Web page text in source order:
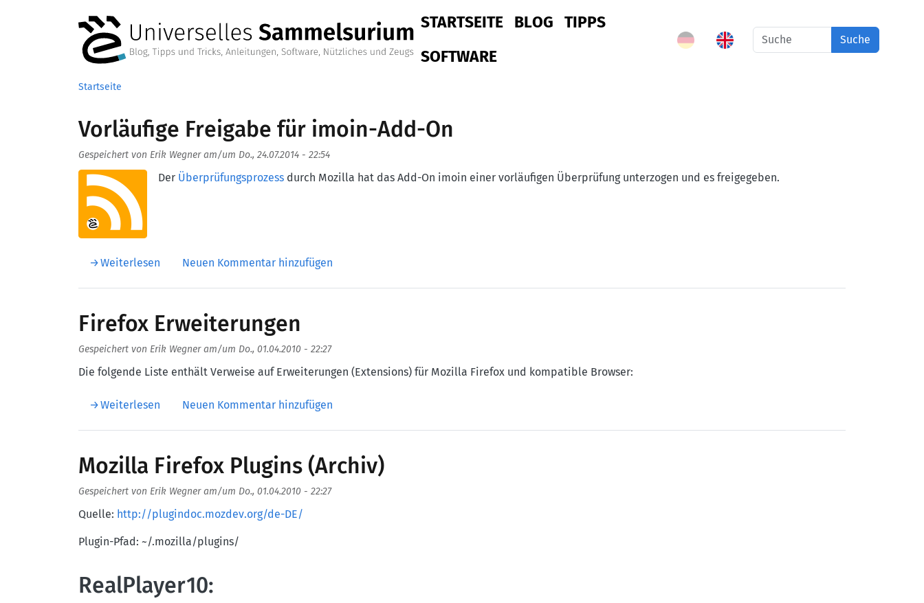
Hauptnavigation
STARTSEITE BLOG
TIPPS
SOFTWARE
Suche
Startseite
Vorläufige Freigabe für imoin-Add-On
Gespeichert von Erik Wegneram/um Do., 24.07.2014 - 22:54
Aufmacherbild Der Überprüfungsprozess durch Mozilla hat das Add-On imoin einer vorläufigen Überprüfung unterzogen und es freigegeben.
Weiterlesen über Vorläufige Freigabe für imoin-Add-On
Neuen Kommentar hinzufügen
Firefox Erweiterungen
Gespeichert von Erik Wegneram/um Do., 01.04.2010 - 22:27
Die folgende Liste enthält Verweise auf Erweiterungen (Extensions) für Mozilla Firefox und kompatible Browser:
Weiterlesen über Firefox Erweiterungen
Neuen Kommentar hinzufügen
Mozilla Firefox Plugins (Archiv)
Gespeichert von Erik Wegneram/um Do., 01.04.2010 - 22:27
Quelle: http://plugindoc.mozdev.org/de-DE/
Plugin-Pfad: ~/.mozilla/plugins/
RealPlayer10: